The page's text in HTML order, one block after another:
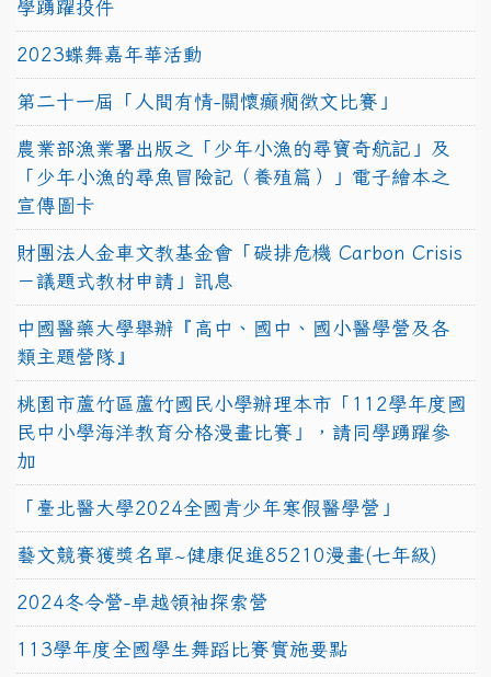
學踴躍投件
2023蝶舞嘉年華活動
第二十一屆「人間有情-關懷癲癇徵文比賽」
農業部漁業署出版之「少年小漁的尋寶奇航記」及
「少年小漁的尋魚冒險記（養殖篇）」電子繪本之
宣傳圖卡
財團法人金車文教基金會「碳排危機 Carbon Crisis
－議題式教材申請」訊息
中國醫藥大學舉辦『高中、國中、國小醫學營及各
類主題營隊』
桃園市蘆竹區蘆竹國民小學辦理本市「112學年度國
民中小學海洋教育分格漫畫比賽」，請同學踴躍參
加
「臺北醫大學2024全國青少年寒假醫學營」
藝文競賽獲獎名單~健康促進85210漫畫(七年級)
2024冬令營-卓越領袖探索營
113學年度全國學生舞蹈比賽實施要點